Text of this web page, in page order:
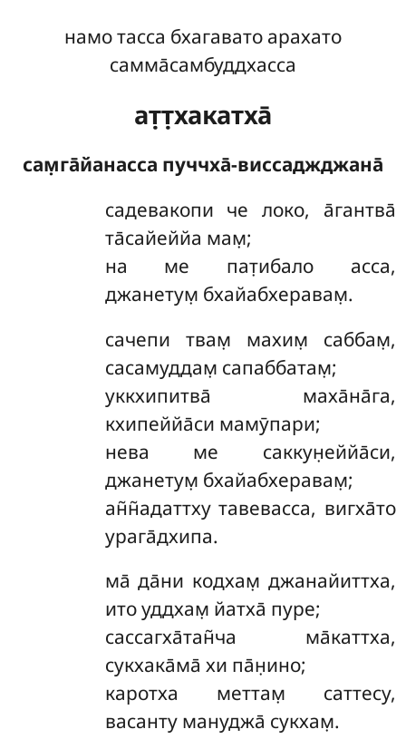
намо тасса бхагавато арахато
самма̄самбуддхасса
ат̣т̣хакатха̄
сам̣га̄йанасса пуччха̄-виссаджджана̄
садевакопи че локо, а̄гантва̄
та̄сайеййа мам̣;
на ме пат̣ибало асса,
джанетум̣ бхайабхеравам̣.
сачепи твам̣ махим̣ саббам̣,
сасамуддам̣ сапаббатам̣;
уккхипитва̄ маха̄на̄га,
кхипеййа̄си мамӯпари;
нева ме саккун̣еййа̄си,
джанетум̣ бхайабхеравам̣;
ан̃н̃адаттху тавевасса, вигха̄то
урага̄дхипа.
ма̄да̄ни кодхам̣ джанайиттха,
ито уддхам̣ йатха̄ пуре;
сассагха̄тан̃ча ма̄каттха,
сукхака̄ма̄ хи па̄н̣ино;
каротха меттам̣ саттесу,
васанту мануджа̄ сукхам̣.